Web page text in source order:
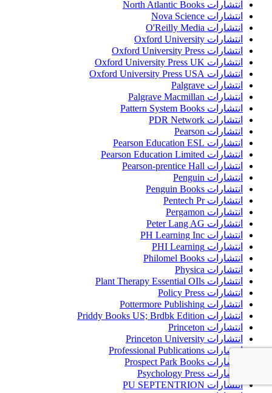
انتشارات North Atlantic Books
انتشارات Nova Science
انتشارات O'Reilly Media
انتشارات Oxford University
انتشارات Oxford University Press
انتشارات Oxford University Press UK
انتشارات Oxford University Press USA
انتشارات Palgrave
انتشارات Palgrave Macmillan
انتشارات Pattern System Books
انتشارات PDR Network
انتشارات Pearson
انتشارات Pearson Education ESL
انتشارات Pearson Education Limited
انتشارات Pearson-prentice Hall
انتشارات Penguin
انتشارات Penguin Books
انتشارات Pentech Pr
انتشارات Pergamon
انتشارات Peter Lang AG
انتشارات PH Learning Inc
انتشارات PHI Learning
انتشارات Philomel Books
انتشارات Physica
انتشارات Plant Therapy Essential OIls
انتشارات Policy Press
انتشارات Pottermore Publishing
انتشارات Priddy Books US; Brdbk Edition
انتشارات Princeton
انتشارات Princeton University
انتشارات Professional Publications
انتشارات Prospect Park Books
انتشارات Psychology Press
انتشارات PU SEPTENTRION